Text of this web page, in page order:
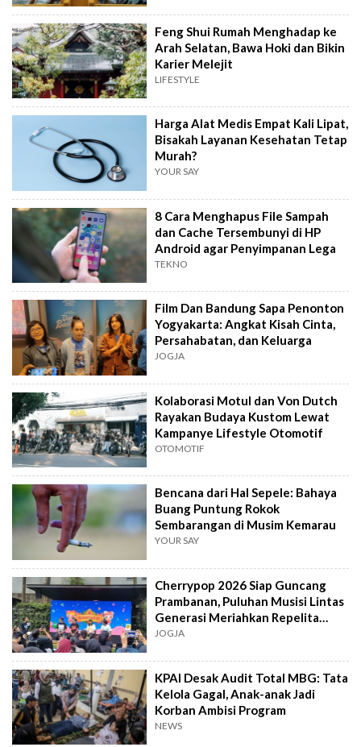
Feng Shui Rumah Menghadap ke
Arah Selatan, Bawa Hoki dan Bikin
Karier Melejit
LIFESTYLE
Harga Alat Medis Empat Kali Lipat,
Bisakah Layanan Kesehatan Tetap
Murah?
YOUR SAY
8 Cara Menghapus File Sampah
dan Cache Tersembunyi di HP
Android agar Penyimpanan Lega
TEKNO
Film Dan Bandung Sapa Penonton
Yogyakarta: Angkat Kisah Cinta,
Persahabatan, dan Keluarga
JOGJA
Kolaborasi Motul dan Von Dutch
Rayakan Budaya Kustom Lewat
Kampanye Lifestyle Otomotif
OTOMOTIF
Bencana dari Hal Sepele: Bahaya
Buang Puntung Rokok
Sembarangan di Musim Kemarau
YOUR SAY
Cherrypop 2026 Siap Guncang
Prambanan, Puluhan Musisi Lintas
Generasi Meriahkan Repelita
Musik
JOGJA
KPAI Desak Audit Total MBG: Tata
Kelola Gagal, Anak-anak Jadi
Korban Ambisi Program
NEWS